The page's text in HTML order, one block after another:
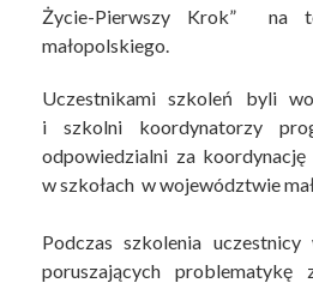
Życie-Pierwszy Krok” na
małopolskiego.
Uczestnikami szkoleń byli
i szkolni koordynatorzy
odpowiedzialni za
w szkołach w województwie
Podczas szkolenia uczestnicy
poruszających